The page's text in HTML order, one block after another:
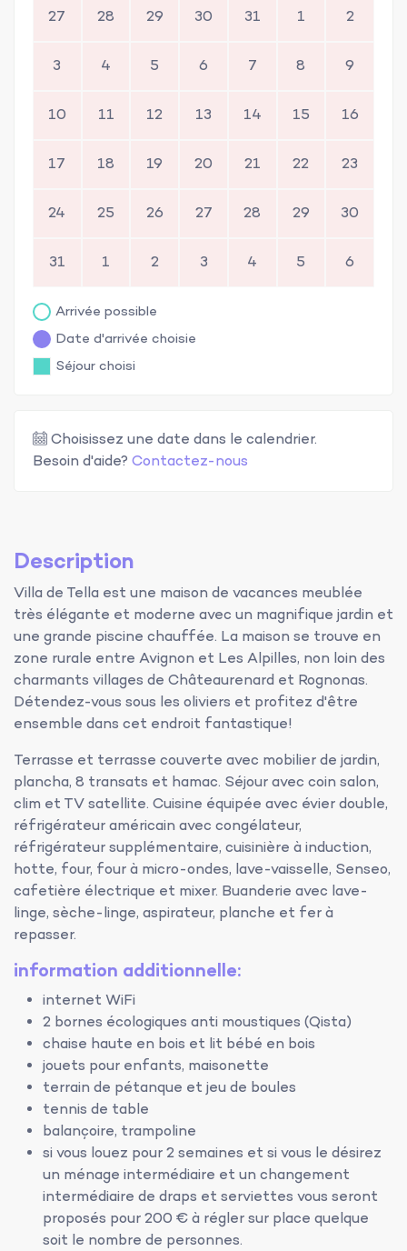
27 28 29 30 31 1 2
3 4 5 6 7 8 9
10 11 12 13 14 15 16
17 18 19 20 21 22 23
24 25 26 27 28 29 30
31 1 2 3 4 5 6
Arrivée possible
Date d'arrivée choisie
Séjour choisi
Choisissez une date dans le calendrier.
Besoin d'aide? Contactez-nous
Description
Villa de Tella est une maison de vacances meublée
très élégante et moderne avec un magnifique jardin et
une grande piscine chauffée. La maison se trouve en
zone rurale entre Avignon et Les Alpilles, non loin des
charmants villages de Châteaurenard et Rognonas.
Détendez-vous sous les oliviers et profitez d'être
ensemble dans cet endroit fantastique!
Terrasse et terrasse couverte avec mobilier de jardin,
plancha, 8 transats et hamac. Séjour avec coin salon,
clim et TV satellite. Cuisine équipée avec évier double,
réfrigérateur américain avec congélateur,
réfrigérateur supplémentaire, cuisinière à induction,
hotte, four, four à micro-ondes, lave-vaisselle, Senseo,
cafetière électrique et mixer. Buanderie avec lave-
linge, sèche-linge, aspirateur, planche et fer à
repasser.
information additionnelle:
internet WiFi
2 bornes écologiques anti moustiques (Qista)
chaise haute en bois et lit bébé en bois
jouets pour enfants, maisonette
terrain de pétanque et jeu de boules
tennis de table
balançoire, trampoline
si vous louez pour 2 semaines et si vous le désirez
un ménage intermédiaire et un changement
intermédiaire de draps et serviettes vous seront
proposés pour 200 € à régler sur place quelque
soit le nombre de personnes.